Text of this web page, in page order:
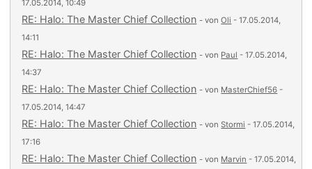
17.05.2014, 10:49
RE: Halo: The Master Chief Collection - vonOli - 17.05.2014,
14:11
RE: Halo: The Master Chief Collection - von Paul - 17.05.2014,
14:37
RE: Halo: The Master Chief Collection - von MasterChief56 -
17.05.2014, 14:47
RE: Halo: The Master Chief Collection - vonStormi - 17.05.2014,
17:16
RE: Halo: The Master Chief Collection - von Marvin - 17.05.2014,